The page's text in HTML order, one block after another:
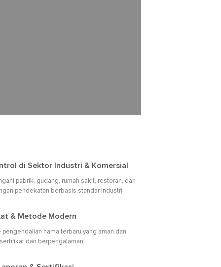
di Sektor Industri & Komersial
pabrik, gudang, rumah sakit, restoran, dan
pendekatan berbasis standar industri.
& Metode Modern
hama terbaru yang aman dan
dan berpengalaman.